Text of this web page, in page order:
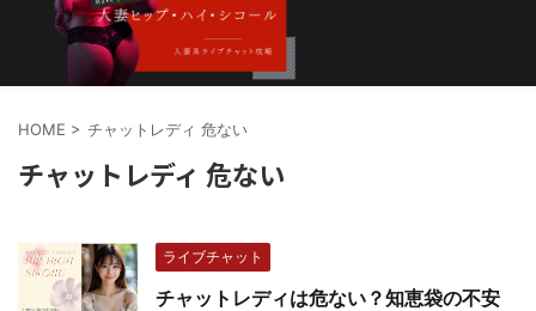
HOME > チャットレディ 危ない
チャットレディ 危ない
ライブチャット
チャットレディは危ない？知恵袋の不安